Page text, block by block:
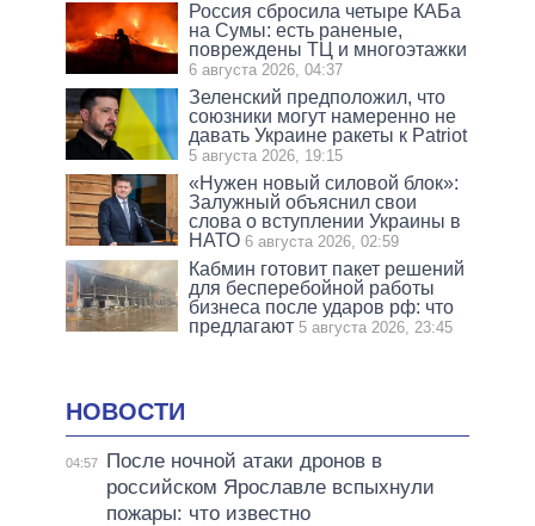
Россия сбросила четыре КАБа
на Сумы: есть раненые,
повреждены ТЦ и многоэтажки
6 августа 2026, 04:37
Зеленский предположил, что
союзники могут намеренно не
давать Украине ракеты к Patriot
5 августа 2026, 19:15
«Нужен новый силовой блок»:
Залужный объяснил свои
слова о вступлении Украины в
НАТО 6 августа 2026, 02:59
Кабмин готовит пакет решений
для бесперебойной работы
бизнеса после ударов рф: что
предлагают 5 августа 2026, 23:45
НОВОСТИ
04:57
После ночной атаки дронов в
российском Ярославле вспыхнули
пожары: что известно